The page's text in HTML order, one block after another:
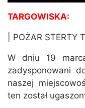
TARGOWISKA:
| POŻAR STERTY
W dniu 19
zadysponowani
naszej
ten został